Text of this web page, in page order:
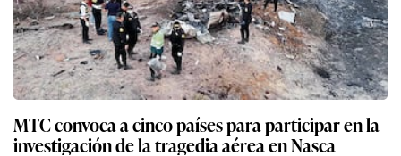
MTC convoca a cinco países para participar en la
investigación de la tragedia aérea en Nasca